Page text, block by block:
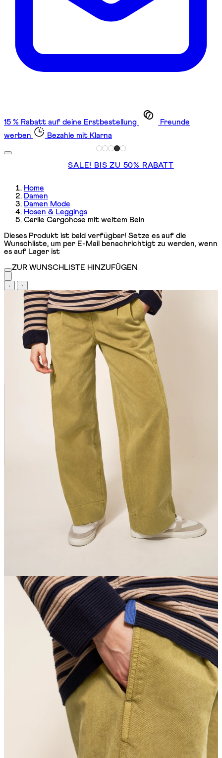
15 % Rabatt auf deine Erstbestellung
Freunde
werben
Bezahle mit Klarna
SALE! BIS ZU 50% RABATT
Home
Damen
Damen Mode
Hosen & Leggings
Carlie Cargohose mit weitem Bein
Dieses Produkt ist bald verfügbar! Setze es auf die
Wunschliste, um per E-Mail benachrichtigt zu werden, wenn
es auf Lager ist
ZUR WUNSCHLISTE HINZUFÜGEN